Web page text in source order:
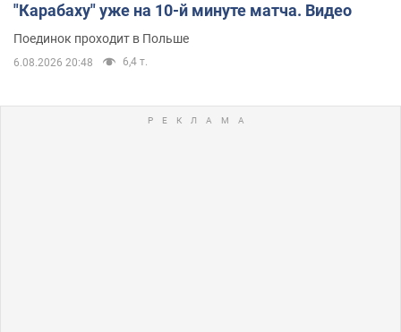
"Карабаху" уже на 10-й минуте матча. Видео
Поединок проходит в Польше
6.08.2026 20:48 6,4 т.